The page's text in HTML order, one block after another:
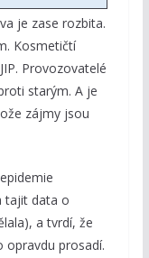
je zase rozbita.
Kosmetičtí
Provozovatelé
starým. A je
zájmy jsou
tajit data o
a tvrdí, že
opravdu prosadí.